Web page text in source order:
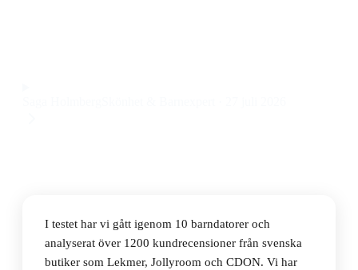
I testet har vi gått igenom 10 barndatorer och
analyserat över 1200 kundrecensioner från svenska
butiker som Lekmer, Jollyroom och CDON. Vi har